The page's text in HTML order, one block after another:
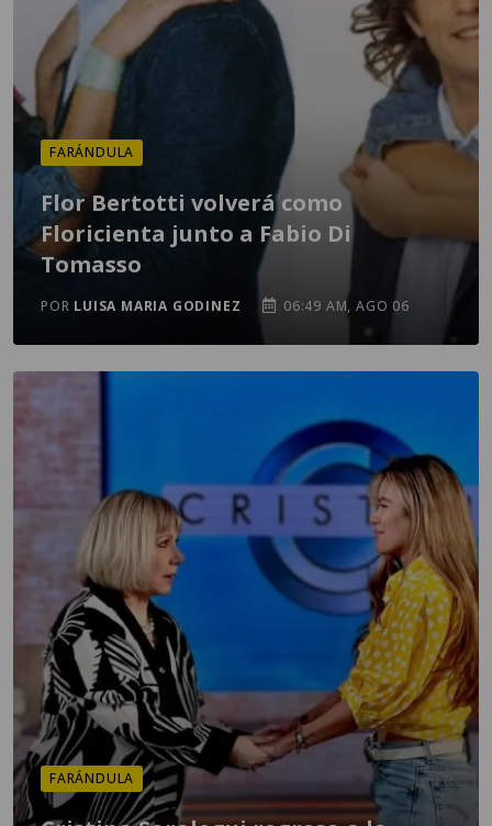
FARÁNDULA
Flor Bertotti volverá como
Floricienta junto a Fabio Di
Tomasso
POR LUISA MARIA GODINEZ 06:49 AM, AGO 06
FARÁNDULA